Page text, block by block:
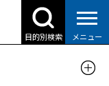
目的別検索 メニュー